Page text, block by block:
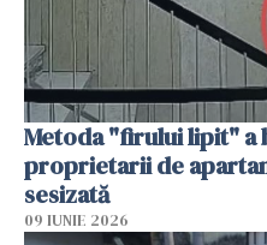
Metoda "firului lipit" a
proprietarii de
sesizată
09 IUNIE 2026